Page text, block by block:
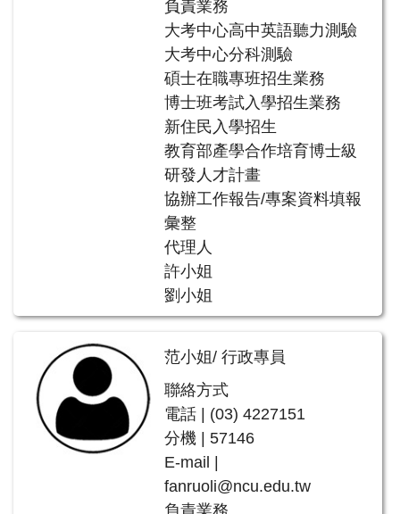
負責業務
大考中心高中英語聽力測驗
大考中心分科測驗
碩士在職專班招生業務
博士班考試入學招生業務
新住民入學招生
教育部產學合作培育博士級
研發人才計畫
協辦工作報告/專案資料填報
彙整
代理人
許小姐
劉小姐
范小姐/ 行政專員
聯絡方式
電話 | (03) 4227151
分機 | 57146
E-mail |
fanruoli@ncu.edu.tw